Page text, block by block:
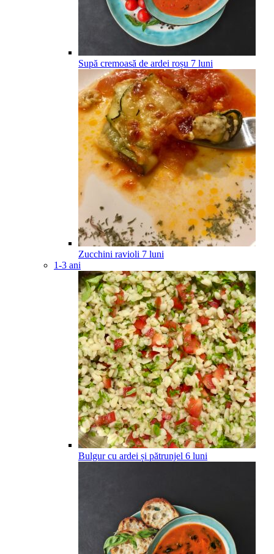
Supă cremoasă de ardei roșu 7 luni
Zucchini ravioli 7 luni
1-3 ani
Bulgur cu ardei și pătrunjel 6 luni